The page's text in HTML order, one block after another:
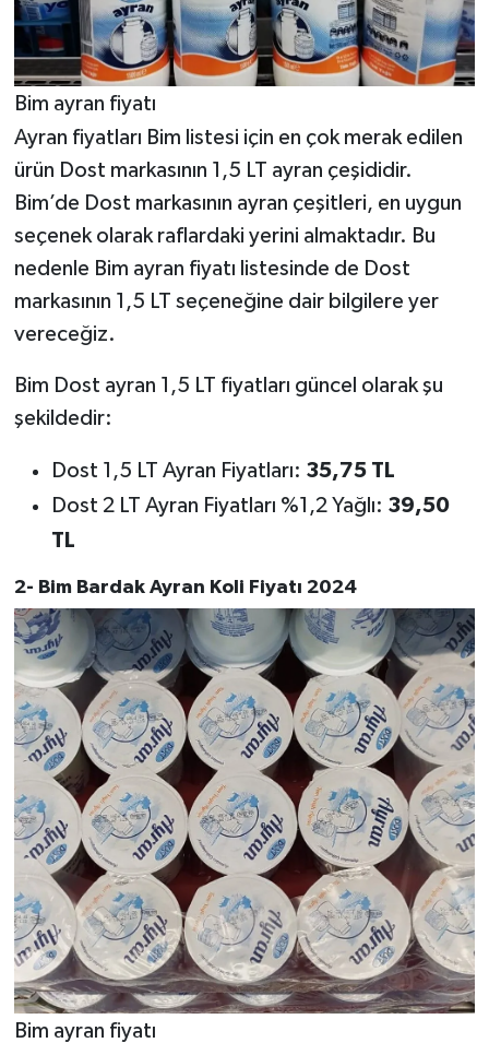
Bim ayran fiyatı
Ayran fiyatları Bim listesi için en çok merak edilen
ürün Dost markasının 1,5 LT ayran çeşididir.
Bim’de Dost markasının ayran çeşitleri, en uygun
seçenek olarak raflardaki yerini almaktadır. Bu
nedenle Bim ayran fiyatı listesinde de Dost
markasının 1,5 LT seçeneğine dair bilgilere yer
vereceğiz.
Bim Dost ayran 1,5 LT fiyatları güncel olarak şu
şekildedir:
Dost 1,5 LT Ayran Fiyatları: 35,75 TL
Dost 2 LT Ayran Fiyatları %1,2 Yağlı: 39,50
TL
2- Bim Bardak Ayran Koli Fiyatı 2024
Bim ayran fiyatı